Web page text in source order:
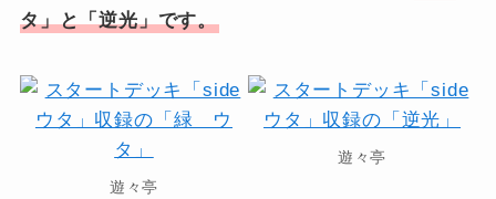
タ」と「逆光」です。
遊々亭
遊々亭